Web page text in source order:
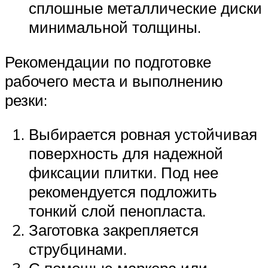
сплошные металлические диски
минимальной толщины.
Рекомендации по подготовке
рабочего места и выполнению
резки:
Выбирается ровная устойчивая
поверхность для надежной
фиксации плитки. Под нее
рекомендуется подложить
тонкий слой пенопласта.
Заготовка закрепляется
струбцинами.